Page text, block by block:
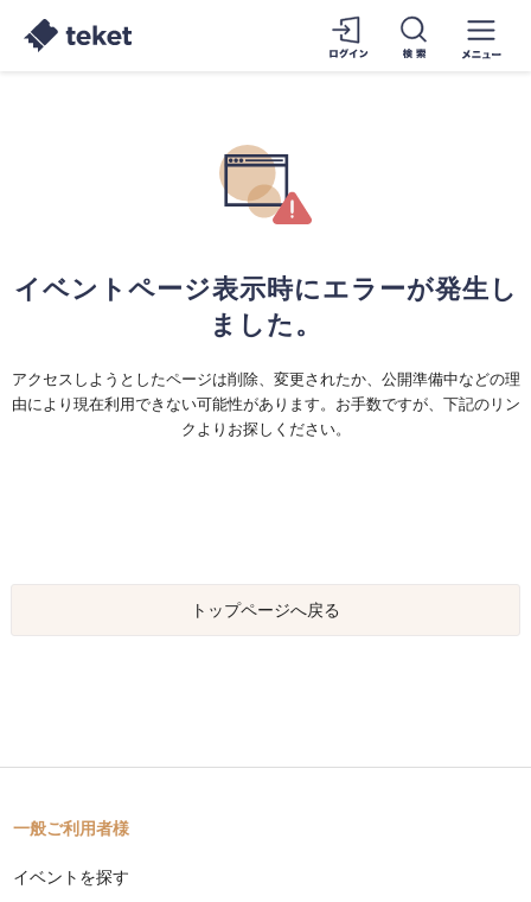
イベントページ表示時にエラーが発生し
ました。
アクセスしようとしたページは削除、変更されたか、公開準備中などの理
由により現在利用できない可能性があります。お手数ですが、下記のリン
クよりお探しください。
トップページへ戻る
一般ご利用者様
イベントを探す